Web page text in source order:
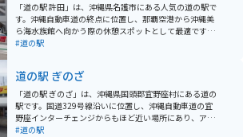
「道の駅 許田」は、沖縄県名護市にある人気の道の駅で
す。沖縄自動車道の終点に位置し、那覇空港から沖縄美
ら海水族館へ向かう際の休憩スポットとして最適です。
地元の新鮮な野菜や果物が豊富に揃う農産物直売所は、
沖縄そばやタコライスなどのご当地グルメが味わえる飲
食店もあります。 バイクで訪れる場合、道の駅には広い
駐車場が完備されているので安心です。ツーリングの休
憩場所としてはもちろん、沖縄本島北部を巡る際の拠点
としても便利です。 周辺には、パイナップルパークやナ
#道の駅
道の駅 ぎのざ
「道の駅 ぎのざ」は、沖縄県国頭郡宜野座村にある道の
駅です。国道329号線沿いに位置し、沖縄自動車道の宜
野座インターチェンジからもほど近い場所にあり、アク
セスも便利です。 施設内には、地元の新鮮な野菜や果物
#道の駅